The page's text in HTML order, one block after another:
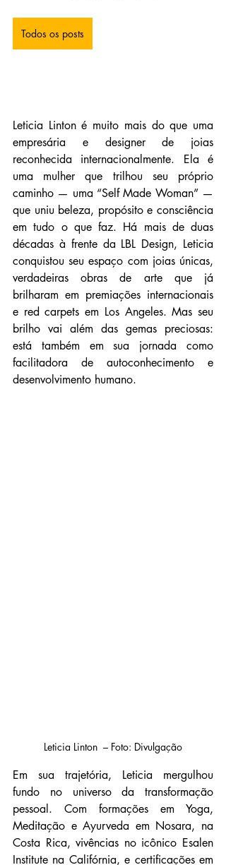
Todos os posts
Leticia Linton é muito mais do que uma
empresária e designer de joias
reconhecida internacionalmente. Ela é
uma mulher que trilhou seu próprio
caminho — uma “Self Made Woman” —
que uniu beleza, propósito e consciência
em tudo o que faz. Há mais de duas
décadas à frente da LBL Design, Leticia
conquistou seu espaço com joias únicas,
verdadeiras obras de arte que já
brilharam em premiações internacionais
e red carpets em Los Angeles. Mas seu
brilho vai além das gemas preciosas:
está também em sua jornada como
facilitadora de autoconhecimento e
desenvolvimento humano.
Leticia Linton  – Foto: Divulgação
Em sua trajetória, Leticia mergulhou
fundo no universo da transformação
pessoal. Com formações em Yoga,
Meditação e Ayurveda em Nosara, na
Costa Rica, vivências no icônico Esalen
Institute na Califórnia, e certificações em